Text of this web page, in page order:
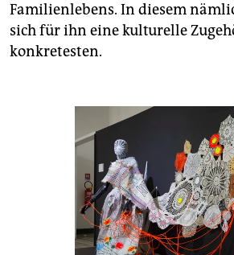
Familienlebens. In diesem
sich für ihn eine kulturelle
konkretesten.